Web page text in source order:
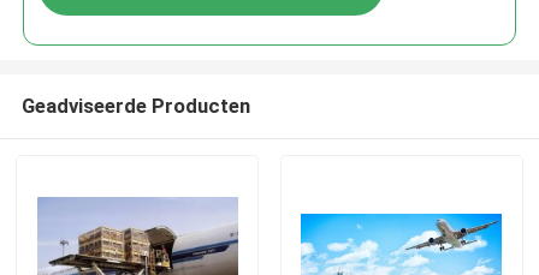
Geadviseerde Producten